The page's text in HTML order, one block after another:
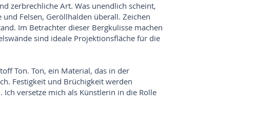
zerbrechliche Art. Was unendlich scheint,
Felsen, Geröllhalden überall. Zeichen
Im Betrachter dieser Bergkulisse machen
sind ideale Projektionsfläche für die
Ton. Ton, ein Material, das in der
Festigkeit und Brüchigkeit werden
versetze mich als Künstlerin in die Rolle